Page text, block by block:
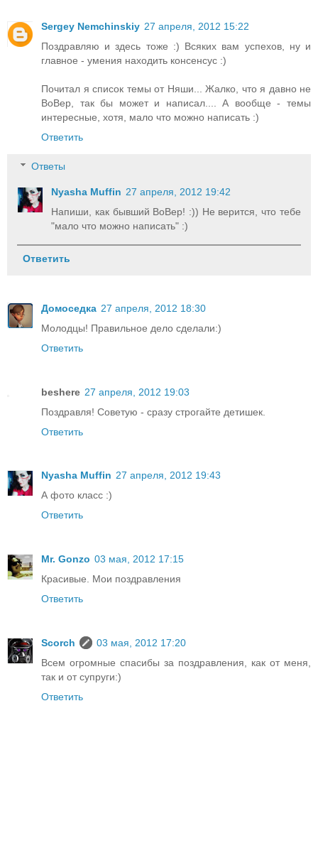
Sergey Nemchinskiy 27 апреля, 2012 15:22
Поздравляю и здесь тоже :) Всяких вам успехов, ну и
главное - умения находить консенсус :)
Почитал я список темы от Няши... Жалко, что я давно не
ВоВер, так бы может и написал.... А вообще - темы
интересные, хотя, мало что можно написать :)
Ответить
Ответы
Nyasha Muffin 27 апреля, 2012 19:42
Напиши, как бывший ВоВер! :)) Не верится, что тебе
"мало что можно написать" :)
Ответить
Домоседка 27 апреля, 2012 18:30
Молодцы! Правильное дело сделали:)
Ответить
beshere 27 апреля, 2012 19:03
Поздравля! Советую - сразу строгайте детишек.
Ответить
Nyasha Muffin 27 апреля, 2012 19:43
А фото класс :)
Ответить
Mr. Gonzo 03 мая, 2012 17:15
Красивые. Мои поздравления
Ответить
Scorch
03 мая, 2012 17:20
Всем огромные спасибы за поздравления, как от меня,
так и от супруги:)
Ответить